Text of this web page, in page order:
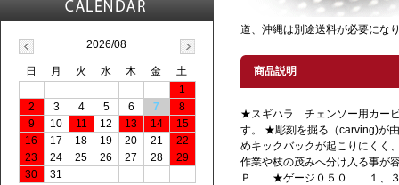
道、沖縄は別途送料が必要にな
商品説明
★スギハラ チェンソー用カー
す。 ★彫刻を掘る（carving)が
めキックバックが起こりにくく
作業や枝の茂みへ分け入る事
Ｐ ★ゲージ０５０ １、３
2026/08
日 月 火 水 木 金
土
1
2
3 4 5 6 7
8
9
10 11 12 13 14
15
16
17 18 19 20 21
22
23
24 25 26 27 28
29
30
31